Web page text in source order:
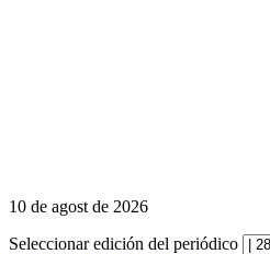
10 de agost de 2026
Seleccionar edición del periódico